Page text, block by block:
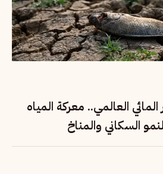
العالمي.. معركة المياه
السكاني والمناخ